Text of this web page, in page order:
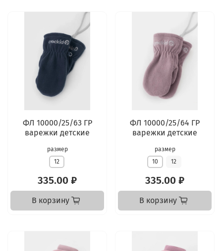
ФЛ 10000/25/63 ГР
варежки детские
размер
12
335.00 ₽
В корзину
ФЛ 10000/25/64 ГР
варежки детские
размер
10
12
335.00 ₽
В корзину